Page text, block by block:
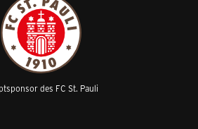
des FC St. Pauli